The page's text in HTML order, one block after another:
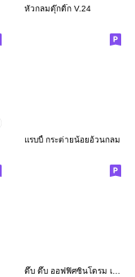
หัวกลมดุ๊กดิ๊ก V.24
แรบบี้ กระต่ายน้อยอ้วนกลม
ดึ๊บ ดึ๊บ ออฟฟิศซินโดรม เจ็ด